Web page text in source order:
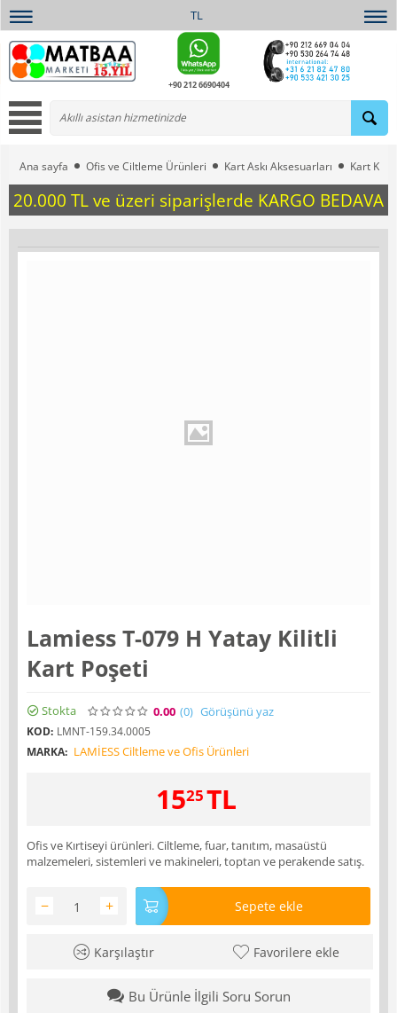
TL
+90 212 6690404
Ana sayfa Ofis ve Ciltleme Ürünleri Kart Askı Aksesuarları Kart
20.000 TL ve üzeri siparişlerde KARGO BEDAVA
Lamiess T-079 H Yatay Kilitli
Kart Poşeti
Stokta 0.00 (0) Görüşünü yaz
KOD: LMNT-159.34.0005
MARKA: LAMİESS Ciltleme ve Ofis Ürünleri
1525TL
Ofis ve Kırtiseyi ürünleri. Ciltleme, fuar, tanıtım, masaüstü
malzemeleri, sistemleri ve makineleri, toptan ve perakende satış.
+
− Sepete ekle
Karşılaştır Favorilere ekle
Bu Ürünle İlgili Soru Sorun